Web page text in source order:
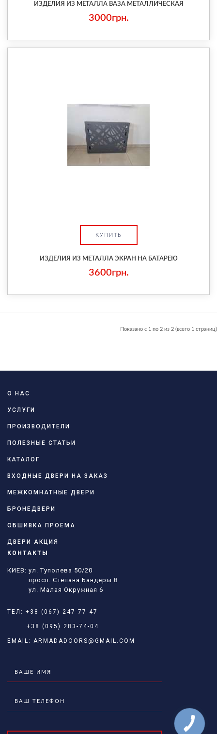
ИЗДЕЛИЯ ИЗ МЕТАЛЛА ВАЗА МЕТАЛЛИЧЕСКАЯ
3000грн.
КУПИТЬ
ИЗДЕЛИЯ ИЗ МЕТАЛЛА ЭКРАН НА БАТАРЕЮ
3600грн.
Показано с 1 по 2 из 2 (всего 1 страниц)
О НАС
УСЛУГИ
ПРОИЗВОДИТЕЛИ
ПОЛЕЗНЫЕ СТАТЬИ
КАТАЛОГ
ВХОДНЫЕ ДВЕРИ НА ЗАКАЗ
МЕЖКОМНАТНЫЕ ДВЕРИ
БРОНЕДВЕРИ
ОБШИВКА ПРОЕМА
ДВЕРИ АКЦИЯ
КОНТАКТЫ
КИЕВ: ул. Туполева 50/20
просп. Степана Бандеры 8
ул. Малая Окружная 6
ТЕЛ: +38 (067) 247-77-47
+38 (095) 283-74-04
EMAIL: ARMADADOORS@GMAIL.COM